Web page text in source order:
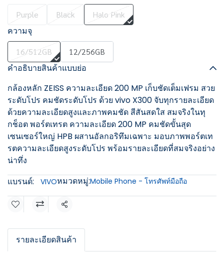
Purple Black Halo Pink
ความจุ
16/512GB 12/256GB
คำอธิบายสินค้าแบบย่อ
กล้องหลัก ZEISS ความละเอียด 200 MP เก็บชัดเต็มเฟรม สวย
ระดับโปร คมชัดระดับโปร ด้วย vivo X300 จับทุกรายละเอียด
ด้วยความละเอียดสูงและภาพคมชัด สีสันสดใส สมจริงในทุ
กช็อต พอร์ตเทรต ความละเอียด 200 MP คมชัดขั้นสุด
เซนเซอร์ใหญ่ HPB ผสานอัลกอริทึมเฉพาะ มอบภาพพอร์ตเท
รตความละเอียดสูงระดับโปร พร้อมรายละเอียดที่สมจริงอย่าง
น่าทึ่ง
แบรนด์:
VIVOหมวดหมู่:Mobile Phone - โทรศัพท์มือถือ
แชร์
รายละเอียดสินค้า